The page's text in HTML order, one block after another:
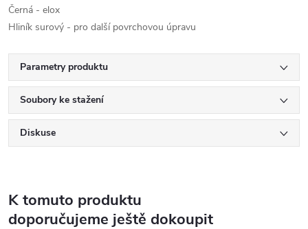
Černá - elox
Hliník surový - pro další povrchovou úpravu
Parametry produktu
Soubory ke stažení
Diskuse
K tomuto produktu
doporučujeme ještě dokoupit